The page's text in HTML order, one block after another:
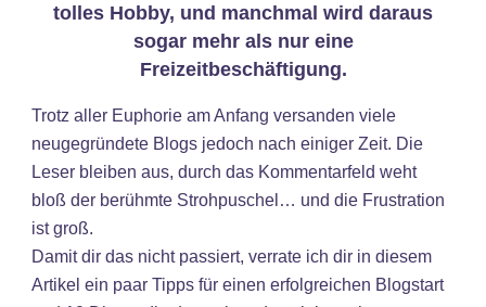
tolles Hobby, und manchmal wird daraus
sogar mehr als nur eine
Freizeitbeschäftigung.
Trotz aller Euphorie am Anfang versanden viele
neugegründete Blogs jedoch nach einiger Zeit. Die
Leser bleiben aus, durch das Kommentarfeld weht
bloß der berühmte Strohpuschel… und die Frustration
ist groß.
Damit dir das nicht passiert, verrate ich dir in diesem
Artikel ein paar Tipps für einen erfolgreichen Blogstart